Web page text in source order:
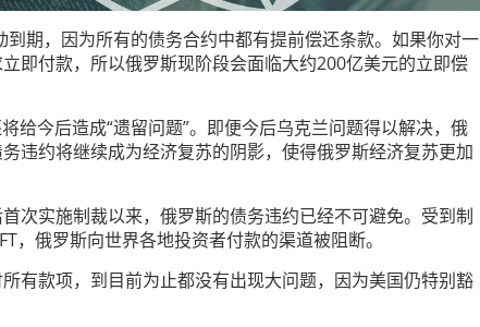
期，因为所有的债务合约中都有提前偿还条款。如果你对一
即付款，所以俄罗斯现阶段会面临大约200亿美元的立即偿
给今后造成“遗留问题”。即便今后乌克兰问题得以解决，俄
违约将继续成为经济复苏的阴影，使得俄罗斯经济复苏更加
次实施制裁以来，俄罗斯的债务违约已经不可避免。受到制
，俄罗斯向世界各地投资者付款的渠道被阻断。
有款项，到目前为止都没有出现大问题，因为美国仍特别豁